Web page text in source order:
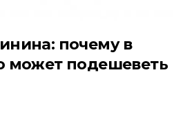
почему в
может подешеветь